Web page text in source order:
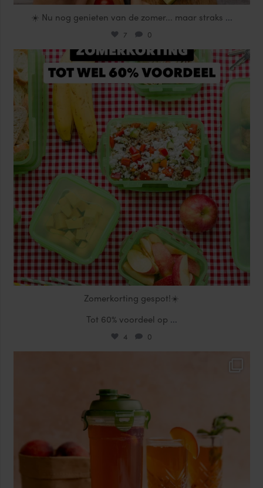
☀️ Nu nog genieten van de zomer... maar straks ...
7 0
locklocknl
Jul 25
Zomerkorting gespot!☀️
Tot 60% voordeel op ...
4 0